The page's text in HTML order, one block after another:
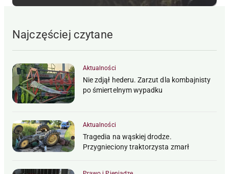
Najczęściej czytane
Aktualności
Nie zdjął hederu. Zarzut dla kombajnisty
po śmiertelnym wypadku
Aktualności
Tragedia na wąskiej drodze.
Przygnieciony traktorzysta zmarł